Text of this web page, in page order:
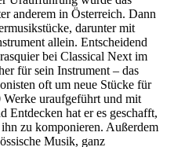
anderem in Österreich. Dann
darunter mit
allein. Entscheidend
bei Classical Next im
für sein Instrument – das
oft um neue Stücke für
Werke uraufgeführt und mit
Entdecken hat er es geschafft,
zu komponieren. Außerdem
Musik, ganz